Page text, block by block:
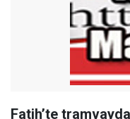
Fatih’te